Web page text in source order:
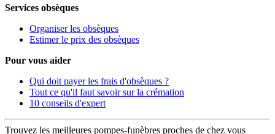
Services obsèques
Organiser les obsèques
Estimer le prix des obsèques
Pour vous aider
Qui doit payer les frais d'obsèques ?
Tout ce qu'il faut savoir sur la crémation
10 conseils d'expert
Trouvez les meilleures pompes-funèbres proches de chez vous